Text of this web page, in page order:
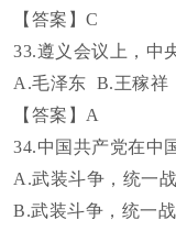
【答案】C
33.遵义会议上，中
A.毛泽东 B.王稼祥
【答案】 A
34.中国共产党在中
A.武装斗争，统一
B.武装斗争，统一